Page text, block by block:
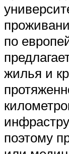
по
жилья и
поэтому